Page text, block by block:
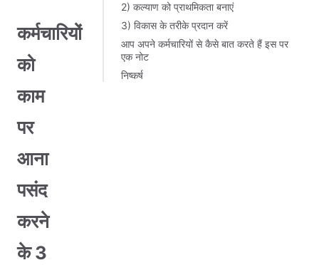
कर्मचारियों
को
काम
पर
आना
पसंद
करने
के 3
2) कल्याण को प्राथमिकता बनाएं
3) विकास के तरीके प्रदान करें
आप अपने कर्मचारियों से कैसे बात करते हैं इस पर
एक नोट
निष्कर्ष